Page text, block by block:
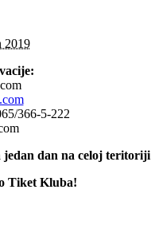
2019
366-5-222
jedan dan na celoj
Tiket Kluba!